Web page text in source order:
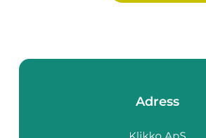
Adress